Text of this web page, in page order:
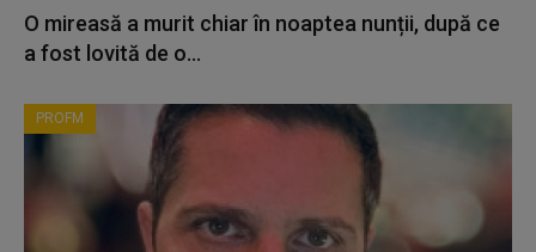
O mireasă a murit chiar în noaptea nunții, după ce
a fost lovită de o...
PROFM